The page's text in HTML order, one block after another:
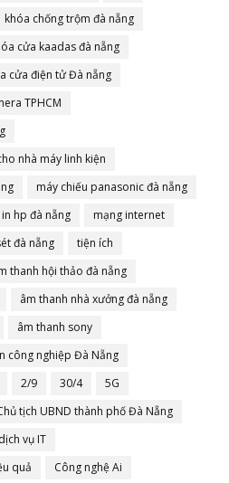
khóa chống trộm đà nẵng
cửa kaadas đà nẵng
cửa điện tử Đà nẵng
TPHCM
nhà máy linh kiện
máy chiếu panasonic đà nẵng
hp đà nẵng
mạng internet
đà nẵng
tiện ích
thanh hội thảo đà nẵng
âm thanh nhà xưởng đà nẵng
âm thanh sony
công nghiệp Đà Nẵng
2/9 30/4
5G
tịch UBND thành phố Đà Nẵng
vụ IT
quả
Công nghệ Ai